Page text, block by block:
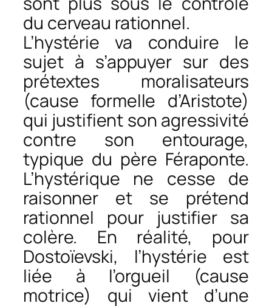
du cerveau rationnel.
L’hystérie va conduire le
sujet à s’appuyer sur des
prétextes moralisateurs
(cause formelle d’Aristote)
qui justifient son agressivité
contre son entourage,
typique du père Féraponte.
L’hystérique ne cesse de
raisonner et se prétend
rationnel pour justifier sa
colère. En réalité, pour
Dostoïevski, l’hystérie est
liée à l’orgueil (cause
motrice) qui vient d’une